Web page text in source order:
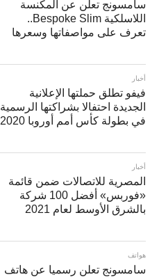
سامسونج تعلن عن المكنسة
اللاسلكية Bespoke Slim..
تعرف على مواصفاتها وسعرها
أخبار
فيفو تطلق حملتها الإعلانية
الجديدة احتفالا بشراكتها الرسمية
في بطولة كأس أمم أوروبا 2020
أخبار
المصرية للاتصالات ضمن قائمة
«فوربس» أفضل 100 شركة
بالشرق الأوسط لعام 2021
هواتف
سامسونج تعلن رسميا عن هاتف